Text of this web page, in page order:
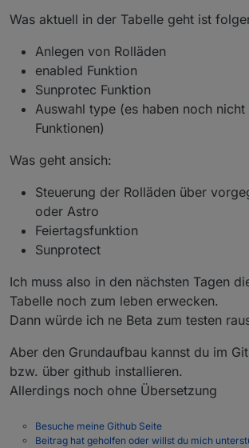
Was aktuell in der Tabelle geht ist
Anlegen von Rolläden
enabled Funktion
Sunprotec Funktion
Auswahl type (es haben noch nicht
Funktionen)
Was geht ansich:
Steuerung der Rolläden über
oder Astro
Feiertagsfunktion
Sunprotect
Ich muss also in den nächsten Tagen
Tabelle noch zum leben erwecken.
Dann würde ich ne Beta zum testen
Aber den Grundaufbau kannst du im
bzw. über github installieren.
Allerdings noch ohne Übersetzung
Besuche meine Github Seite
Beitrag hat geholfen oder willst du mich